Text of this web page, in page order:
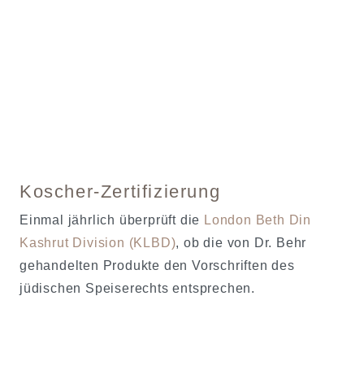
Koscher-Zertifizierung
Einmal jährlich überprüft die London Beth Din
Kashrut Division (KLBD), ob die von Dr. Behr
gehandelten Produkte den Vorschriften des
jüdischen Speiserechts entsprechen.